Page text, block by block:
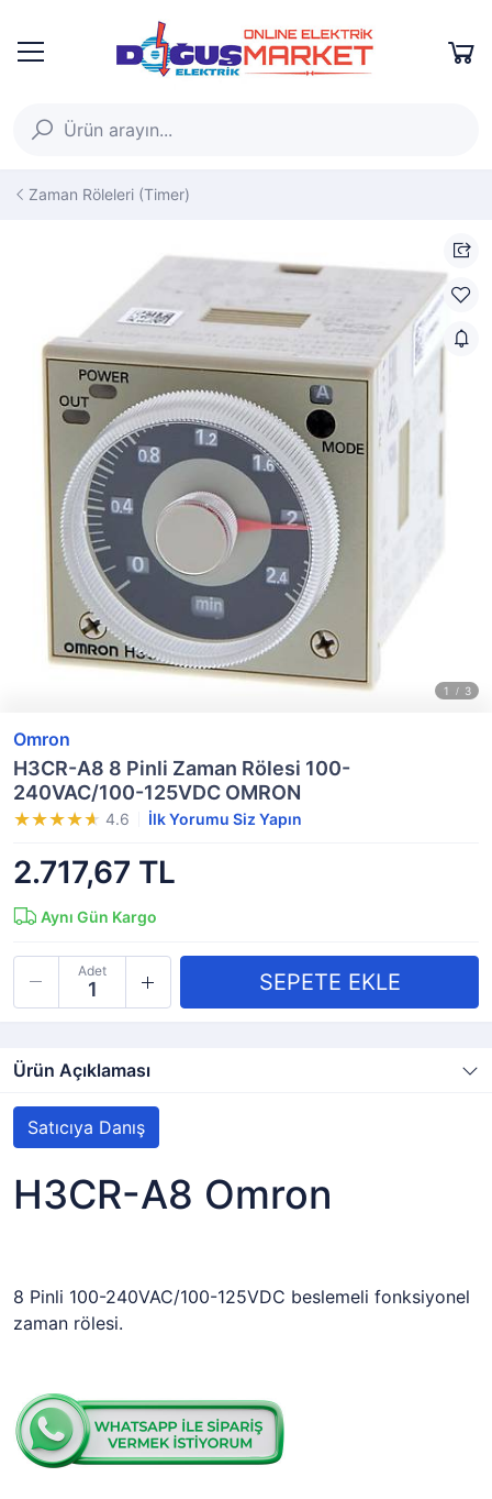
Zaman Röleleri (Timer)
Omron
H3CR-A8 8 Pinli Zaman Rölesi 100-
240VAC/100-125VDC OMRON
4.6 İlk Yorumu Siz Yapın
2.717,67 TL
Aynı Gün Kargo
Adet
Ürün Açıklaması
Satıcıya Danış
H3CR-A8 Omron
8 Pinli 100-240VAC/100-125VDC beslemeli fonksiyonel
zaman rölesi.